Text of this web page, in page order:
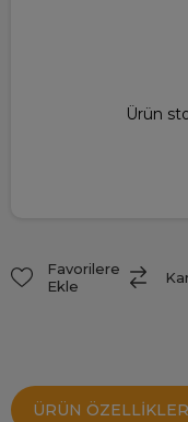
Ürün
Favorilere
Ekle
ÜRÜN